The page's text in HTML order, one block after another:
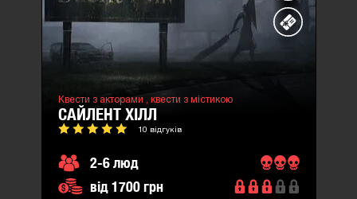
Квести з акторами , квести з містикою
САЙЛЕНТ ХІЛЛ
10 відгуків
2-6 люд
від 1700 грн